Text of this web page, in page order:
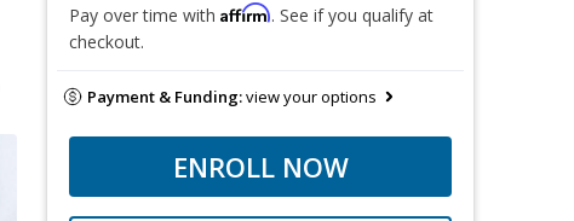
Pay over time with Affirm. See if you qualify at
checkout.
Payment & Funding:view your options
ENROLL NOW